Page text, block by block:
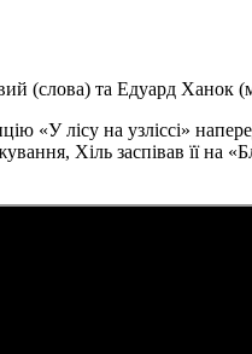
(слова) та Едуард Ханок
«У лісу на узліссі»
Хіль заспівав її на